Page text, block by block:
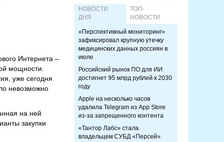
Интернета –
мощности.
уже сегодня
невозможно
на ней
закупки
НОВОСТИ
ДНЯ
ТОП-
НОВОСТИ
«Перспективный мониторинг»
зафиксировал крупную утечку
медицинских данных россиян в
июле
Российский рынок ПО для ИИ
достигнет 95 млрд рублей к 2030
году
Apple на несколько часов
удалила Telegram из App Store
из-за запрещенного контента
«Тантор Лабс» стала
владельцем СУБД «Персей»